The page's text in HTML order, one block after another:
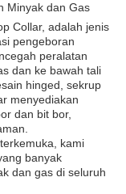
Minyak dan Gas
Collar, adalah jenis
pengeboran
peralatan
dan ke bawah tali
hinged, sekrup
menyediakan
dan bit bor,
kami
banyak
dan gas di seluruh